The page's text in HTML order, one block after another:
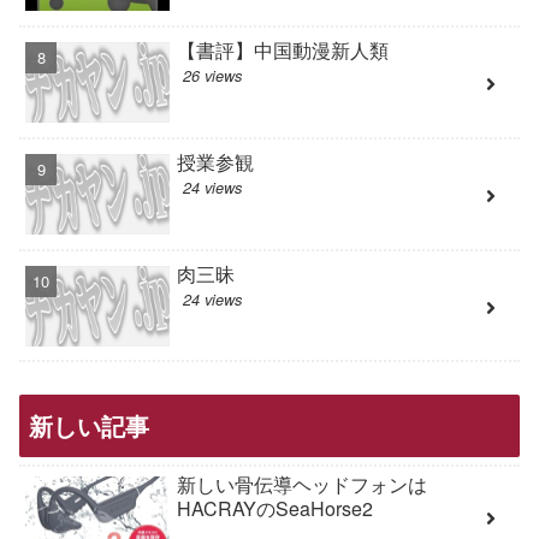
【書評】中国動漫新人類
26 views
授業参観
24 views
肉三昧
24 views
新しい記事
新しい骨伝導ヘッドフォンは
HACRAYのSeaHorse2